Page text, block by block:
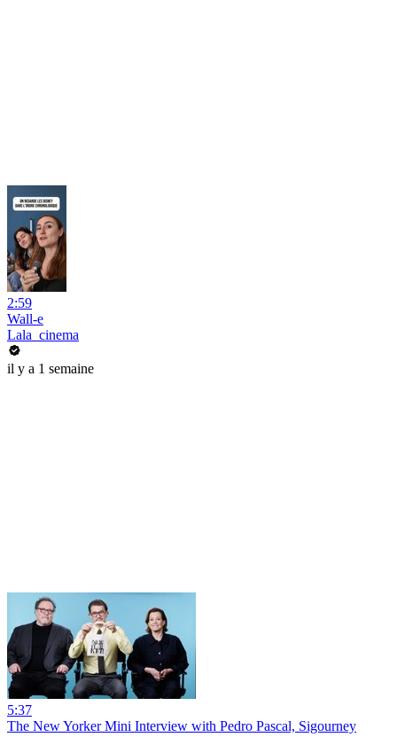
2:59
Wall-e
Lala_cinema
il y a 1 semaine
5:37
The New Yorker Mini Interview with Pedro Pascal, Sigourney